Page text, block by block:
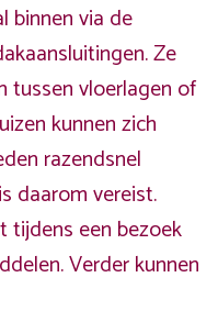
binnen via de
Ze
tussen vloerlagen of
kunnen zich
razendsnel
daarom vereist.
tijdens een bezoek
Verder kunnen